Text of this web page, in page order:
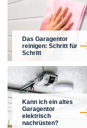
Das Garagentor
reinigen: Schritt für
Schritt
Kann ich ein altes
Garagentor
elektrisch
nachrüsten?